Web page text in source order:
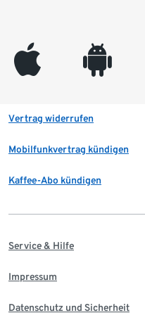
appleinc android
Vertrag widerrufen
Mobilfunkvertrag kündigen
Kaffee-Abo kündigen
Service & Hilfe
Impressum
Datenschutz und Sicherheit